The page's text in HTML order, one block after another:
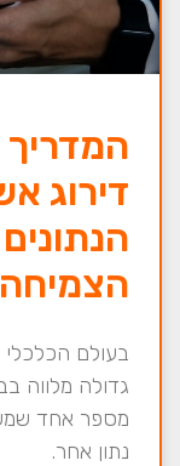
המדריך
דירוג
בעולם
גדולה מלווה
מספר אחד
נתון אחר.